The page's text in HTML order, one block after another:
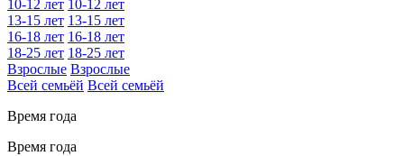
10-12 лет 10-12 лет
13-15 лет 13-15 лет
16-18 лет 16-18 лет
18-25 лет 18-25 лет
Взрослые Взрослые
Всей семьёй Всей семьёй
Время года
Время года